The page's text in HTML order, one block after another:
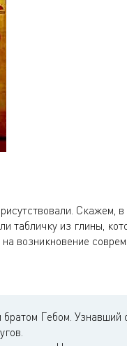
Скажем,
табличку из глины,
возникновение
Гебом. Узнавший